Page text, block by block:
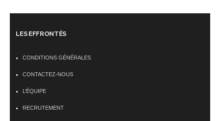
LES EFFRONTÉS
CONDITIONS GÉNÉRALES
CONTACTEZ-NOUS
L’ÉQUIPE
RECRUTEMENT